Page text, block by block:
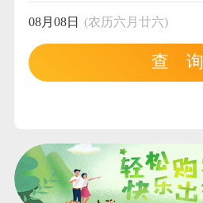
08月08日 (农历六月廿六)
查 询